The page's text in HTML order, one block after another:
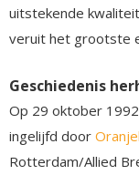
uitstekende
veruit het grootste
Geschiedenis
Op 29 oktober
ingelijfd door
Rotterdam/Allied